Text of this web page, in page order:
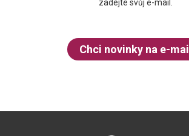
zadejte svůj e-mail.
Chci novinky na e-mail